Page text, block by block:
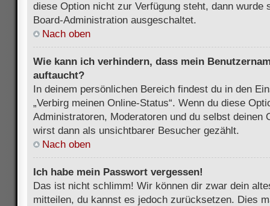
diese Option nicht zur Verfügung steht, dann wurde
Board-Administration ausgeschaltet.
Nach oben
Wie kann ich verhindern, dass mein
auftaucht?
In deinem persönlichen Bereich findest du in den
„Verbirg meinen Online-Status“. Wenn du diese
Administratoren, Moderatoren und du selbst deinen
wirst dann als unsichtbarer Besucher gezählt.
Nach oben
Ich habe mein Passwort vergessen!
Das ist nicht schlimm! Wir können dir zwar dein
mitteilen, du kannst es jedoch zurücksetzen. Dies